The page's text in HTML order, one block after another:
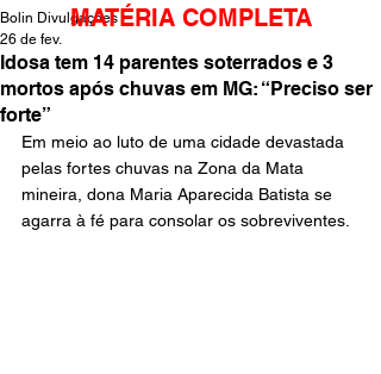
Idosa tem 14 parentes soterrados e 3
mortos após chuvas em MG: “Preciso ser
forte”
Bolin Divulgações
26 de fev.
Em meio ao luto de uma cidade devastada
pelas fortes chuvas na Zona da Mata
mineira, dona Maria Aparecida Batista se
agarra à fé para consolar os sobreviventes.
MATÉRIA COMPLETA